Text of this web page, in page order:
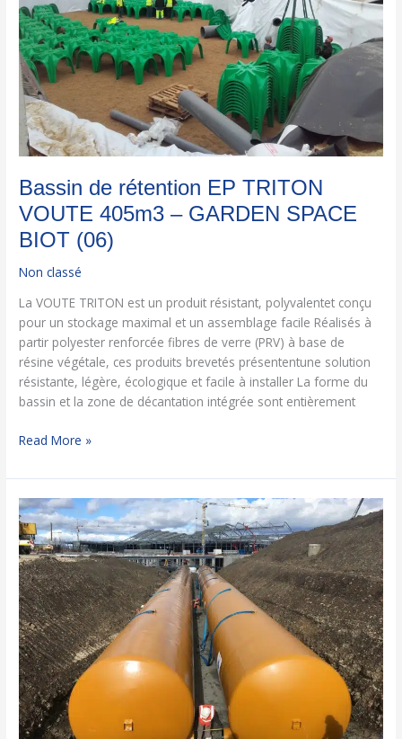
Bassin de rétention EP TRITON
VOUTE 405m3 – GARDEN SPACE
BIOT (06)
Non classé
La VOUTE TRITON est un produit résistant, polyvalentet conçu
pour un stockage maximal et un assemblage facile Réalisés à
partir polyester renforcée fibres de verre (PRV) à base de
résine végétale, ces produits brevetés présententune solution
résistante, légère, écologique et facile à installer La forme du
bassin et la zone de décantation intégrée sont entièrement
405m3
–
GARDEN
SPACE
BIOT
(06)
Read More »
Bassin
de
rétention
EP
MODULO®
1475m3
–
STEEL
St
ETIENNE
(42)